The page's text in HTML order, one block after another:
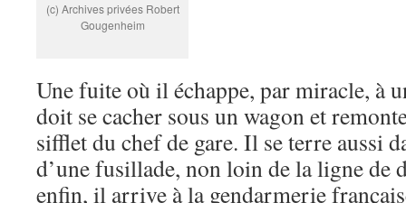
(c) Archives privées Robert
Gougenheim
Une fuite où il échappe, par miracle, à
doit se cacher sous un wagon et
sifflet du chef de gare. Il se terre aussi
d’une fusillade, non loin de la ligne de
enfin, il arrive à la gendarmerie